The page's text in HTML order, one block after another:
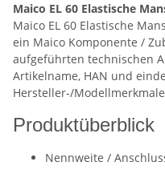
Maico EL 60 Elastische
Maico EL 60 Elastische
ein Maico Komponente /
aufgeführten technischen
Artikelname, HAN und
Hersteller-/
Produktüberblick
Nennweite /